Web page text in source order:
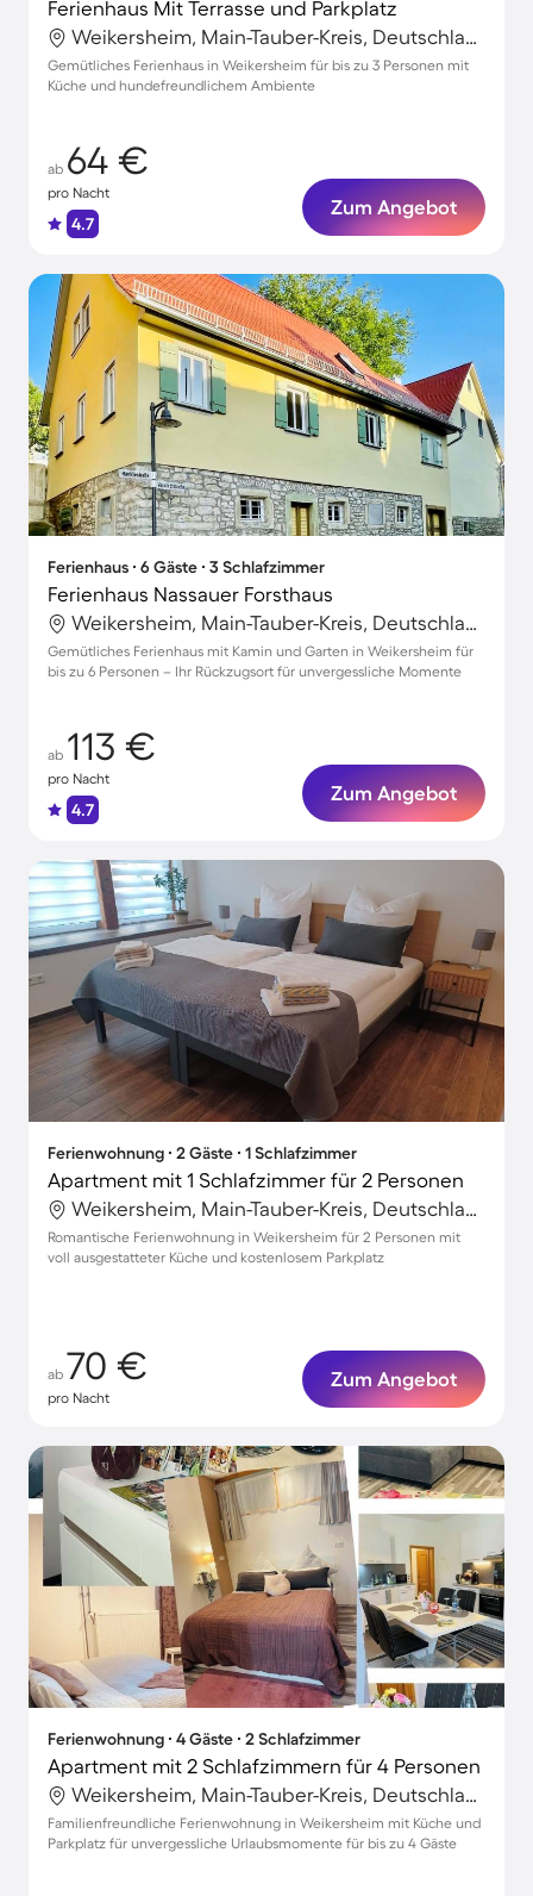
Ferienhaus Mit Terrasse und Parkplatz
Weikersheim, Main-Tauber-Kreis, Deutschland
Gemütliches Ferienhaus in Weikersheim für bis zu 3 Personen mit
Küche und hundefreundlichem Ambiente
ab 64 €
pro Nacht
4.7
Zum Angebot
Ferienhaus ∙ 6 Gäste ∙ 3 Schlafzimmer
Ferienhaus Nassauer Forsthaus
Weikersheim, Main-Tauber-Kreis, Deutschland
Gemütliches Ferienhaus mit Kamin und Garten in Weikersheim für
bis zu 6 Personen – Ihr Rückzugsort für unvergessliche Momente
ab 113 €
pro Nacht
4.7
Zum Angebot
Ferienwohnung ∙ 2 Gäste ∙ 1 Schlafzimmer
Apartment mit 1 Schlafzimmer für 2 Personen
Weikersheim, Main-Tauber-Kreis, Deutschland
Romantische Ferienwohnung in Weikersheim für 2 Personen mit
voll ausgestatteter Küche und kostenlosem Parkplatz
ab 70 €
pro Nacht
Zum Angebot
Ferienwohnung ∙ 4 Gäste ∙ 2 Schlafzimmer
Apartment mit 2 Schlafzimmern für 4 Personen
Weikersheim, Main-Tauber-Kreis, Deutschland
Familienfreundliche Ferienwohnung in Weikersheim mit Küche und
Parkplatz für unvergessliche Urlaubsmomente für bis zu 4 Gäste